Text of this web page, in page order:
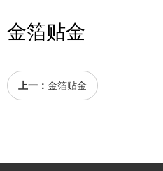
金箔贴金
上一： 金箔贴金